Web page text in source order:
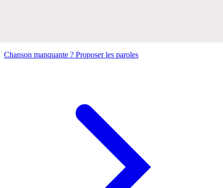
Chanson manquante ? Proposer les paroles